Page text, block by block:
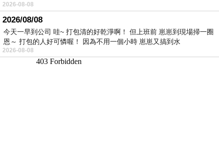
2026-08-08
2026/08/08
今天一早到公司 哇~ 打包清的好乾淨啊！ 但上班前 崽崽到現場掃一圈
恩～ 打包的人好可憐喔！ 因為不用一個小時 崽崽又搞到水
2026-08-08